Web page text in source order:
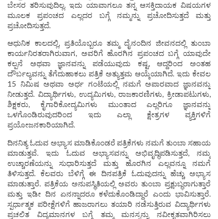
ಬೇಸರ ತರಿಸುವುದಿಲ್ಲ. ಇದು ಯಾವಾಗಲೂ ತನ್ನ ಆಸಕ್ತಿದಾಯಕ ವಿಷಯಗಳ
ಮೂಲಕ ಪ್ರಪಂಚದ ಎಲ್ಲದರ ಬಗ್ಗೆ ನಮ್ಮನ್ನು ಪ್ರಚೋದಿಸುತ್ತದೆ ಮತ್ತು
ಪ್ರಚೋದಿಸುತ್ತದೆ.
ಆಧುನಿಕ ಕಾಲದಲ್ಲಿ, ಪ್ರತಿಯೊಬ್ಬರೂ ತಮ್ಮ ದೈನಂದಿನ ಜೀವನದಲ್ಲಿ ತುಂಬಾ
ಕಾರ್ಯನಿರತರಾಗಿರುವಾಗ, ಅವರಿಗೆ ಹೊರಗಿನ ಪ್ರಪಂಚದ ಬಗ್ಗೆ ಯಾವುದೇ
ಕಲ್ಪನೆ ಅಥವಾ ಜ್ಞಾನವನ್ನು ಪಡೆಯುವುದು ಕಷ್ಟ, ಆದ್ದರಿಂದ ಅಂತಹ
ದೌರ್ಬಲ್ಯವನ್ನು ತೆಗೆದುಹಾಕಲು ಪತ್ರಿಕೆ ಅತ್ಯುತ್ತಮ ಆಯ್ಕೆಯಾಗಿದೆ. ಇದು ಕೇವಲ
15 ನಿಮಿಷ ಅಥವಾ ಅರ್ಧ ಗಂಟೆಯಲ್ಲಿ ನಮಗೆ ಅಪಾರವಾದ ಜ್ಞಾನವನ್ನು
ನೀಡುತ್ತದೆ. ವಿದ್ಯಾರ್ಥಿಗಳು, ಉದ್ಯಮಿಗಳು, ರಾಜಕಾರಣಿಗಳು, ಕ್ರೀಡಾಪಟುಗಳು,
ಶಿಕ್ಷಕರು, ಕೈಗಾರಿಕೋದ್ಯಮಿಗಳು ಮುಂತಾದ ಎಲ್ಲರಿಗೂ ಜ್ಞಾನವನ್ನು
ಒಳಗೊಂಡಿರುವುದರಿಂದ ಇದು ಎಲ್ಲಾ ಕ್ಷೇತ್ರಗಳ ವ್ಯಕ್ತಿಗಳಿಗೆ
ಪ್ರಯೋಜನಕಾರಿಯಾಗಿದೆ.
ದಿನನಿತ್ಯ ಓದುವ ಅಭ್ಯಾಸ ಮಾಡಿಕೊಂಡರೆ ಪತ್ರಿಕೆಗಳು ನಮಗೆ ತುಂಬಾ ಸಹಾಯ
ಮಾಡುತ್ತವೆ. ಇದು ಓದುವ ಅಭ್ಯಾಸವನ್ನು ಅಭಿವೃದ್ಧಿಪಡಿಸುತ್ತದೆ, ನಮ್ಮ
ಉಚ್ಚಾರಣೆಯನ್ನು ಸುಧಾರಿಸುತ್ತದೆ ಮತ್ತು ಹೊರಗಿನ ಎಲ್ಲವನ್ನೂ ನಮಗೆ
ತಿಳಿಸುತ್ತದೆ. ಕೆಲವರು ಬೆಳಿಗ್ಗೆ ಈ ದಿನಪತ್ರಿಕೆ ಓದುವುದನ್ನು ಹೆಚ್ಚು ಅಭ್ಯಾಸ
ಮಾಡುತ್ತಾರೆ. ಪತ್ರಿಕೆಯ ಅನುಪಸ್ಥಿತಿಯಲ್ಲಿ ಅವರು ತುಂಬಾ ಪ್ರಕ್ಷುಬ್ಧರಾಗುತ್ತಾರೆ
ಮತ್ತು ಇಡೀ ದಿನ ಏನನ್ನಾದರೂ ಕಳೆದುಕೊಂಡಿದ್ದಾರೆ ಎಂದು ಭಾವಿಸುತ್ತಾರೆ.
ಸ್ಪರ್ಧಾತ್ಮಕ ಪರೀಕ್ಷೆಗಳಿಗೆ ಹಾಜರಾಗಲು ತಯಾರಿ ನಡೆಸುತ್ತಿರುವ ವಿದ್ಯಾರ್ಥಿಗಳು
ಪ್ರಚಲಿತ ವಿದ್ಯಮಾನಗಳ ಬಗ್ಗೆ ತಮ್ಮ ಮನಸ್ಸನ್ನು ನವೀಕೃತವಾಗಿರಿಸಲು